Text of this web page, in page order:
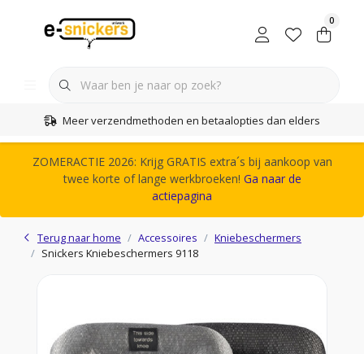
0
Meer verzendmethoden en betaalopties dan elders
ZOMERACTIE 2026: Krijg GRATIS extra´s bij aankoop van
twee korte of lange werkbroeken! Ga naar de
actiepagina
Terug naar home Accessoires
Kniebeschermers
Snickers Kniebeschermers 9118